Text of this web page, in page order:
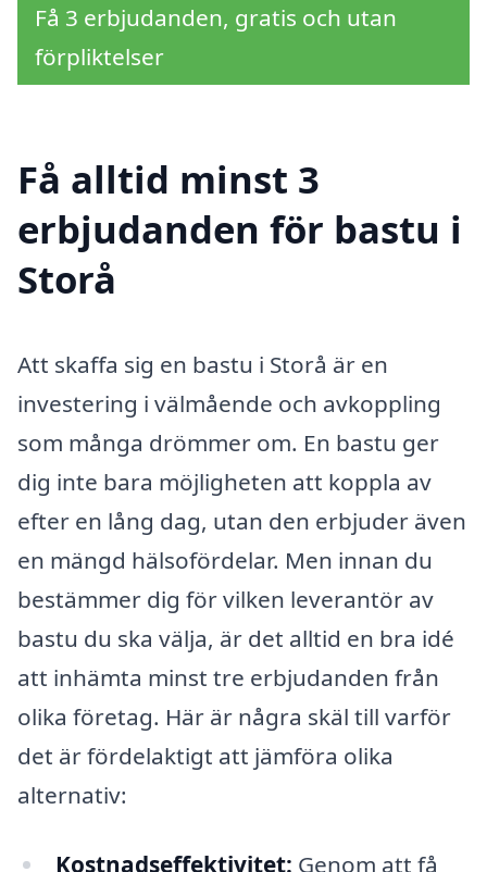
Få 3 erbjudanden, gratis och utan
förpliktelser
Få alltid minst 3
erbjudanden för bastu i
Storå
Att skaffa sig en bastu i Storå är en
investering i välmående och avkoppling
som många drömmer om. En bastu ger
dig inte bara möjligheten att koppla av
efter en lång dag, utan den erbjuder även
en mängd hälsofördelar. Men innan du
bestämmer dig för vilken leverantör av
bastu du ska välja, är det alltid en bra idé
att inhämta minst tre erbjudanden från
olika företag. Här är några skäl till varför
det är fördelaktigt att jämföra olika
alternativ:
Kostnadseffektivitet: Genom att få